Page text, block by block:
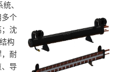
、
多个
；沈
构
，耐
、导